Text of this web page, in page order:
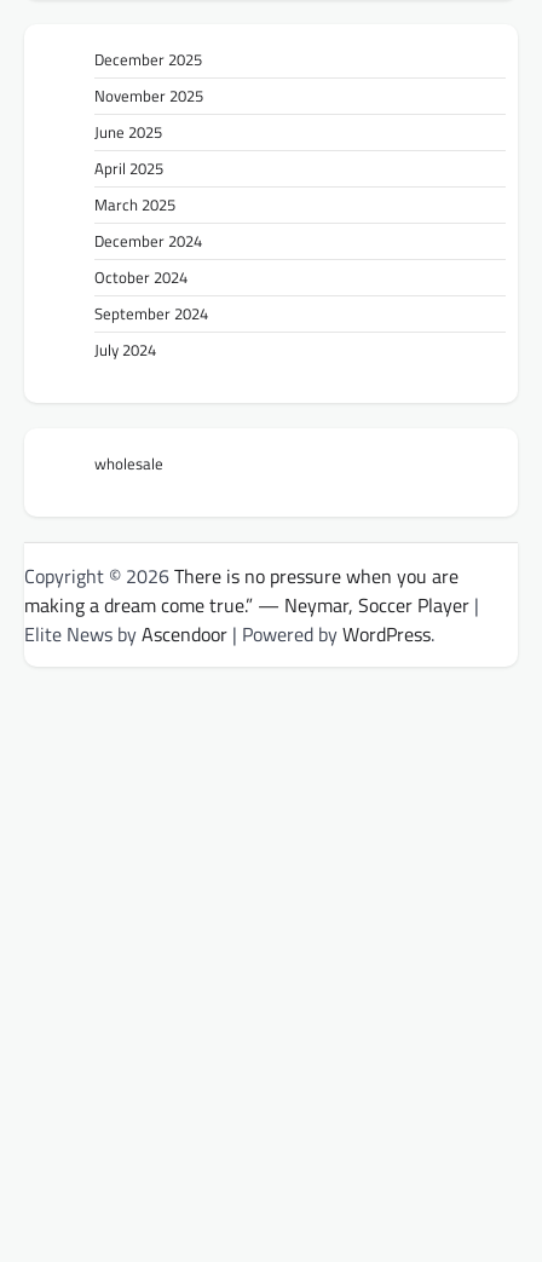
December 2025
November 2025
June 2025
April 2025
March 2025
December 2024
October 2024
September 2024
July 2024
wholesale
Copyright © 2026There is no pressure when you are
making a dream come true.” — Neymar, Soccer Player |
Elite News byAscendoor | Powered byWordPress.